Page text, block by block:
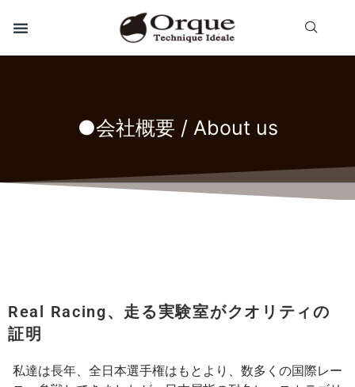
●会社概要 / About us
Real Racing、走る実験室がクオリティの
証明
私達は長年、全日本選手権はもとより、数多くの国際レー